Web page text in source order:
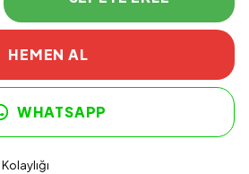
HEMEN AL
WHATSAPP